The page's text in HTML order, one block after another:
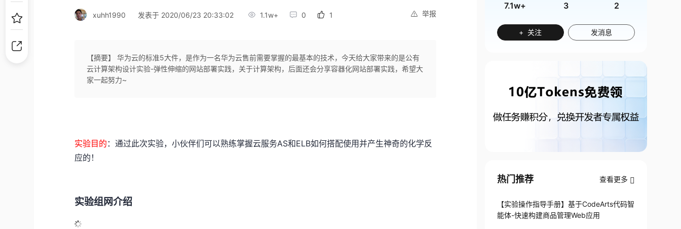
举报
xuhh1990 发表于 2020/06/23 20:33:02 1.1w+ 0 1
【摘要】 华为云的标准5大件，是作为一名华为云售前需要掌握的最基本的技术，今天给大家带来的是公有
云计算架构设计实验-弹性伸缩的网站部署实践，关于计算架构，后面还会分享容器化网站部署实践，希望大
家一起努力~
实验目的 ：通过此次实验，小伙伴们可以熟练掌握云服务AS和ELB如何搭配使用并产生神奇的化学反
应的！
实验组网介绍
7.1w+ 3 2
+ 关注 发消息
热门推荐 查看更多
【实验操作指导手册】基于CodeArts代码智
能体-快速构建商品管理Web应用